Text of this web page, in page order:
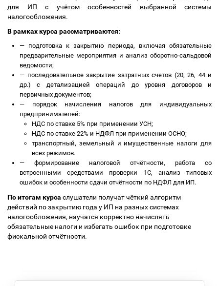
для ИП с учётом особенностей выбранной системы
налогообложения.
В рамках курса рассматриваются:
— подготовка к закрытию периода, включая обязательные
предварительные мероприятия и анализ оборотно-сальдовой
ведомости;
— последовательное закрытие затратных счетов (20, 26, 44 и
др.) с детализацией операций до уровня договоров и
первичных документов;
— порядок начисления налогов для индивидуальных
предпринимателей:
НДС по ставке 5% при применении УСН;
НДС по ставке 22% и НДФЛ при применении ОСНО;
транспортный, земельный и имущественные налоги для
всех режимов.
— формирование налоговой отчётности, работа со
встроенными средствами проверки 1С, анализ типовых
ошибок и особенности сдачи отчётности по НДФЛ для ИП.
По итогам курса слушатели получат чёткий алгоритм
действий по закрытию года у ИП на разных системах
налогообложения, научатся корректно начислять
обязательные налоги и избегать ошибок при подготовке
фискальной отчётности.